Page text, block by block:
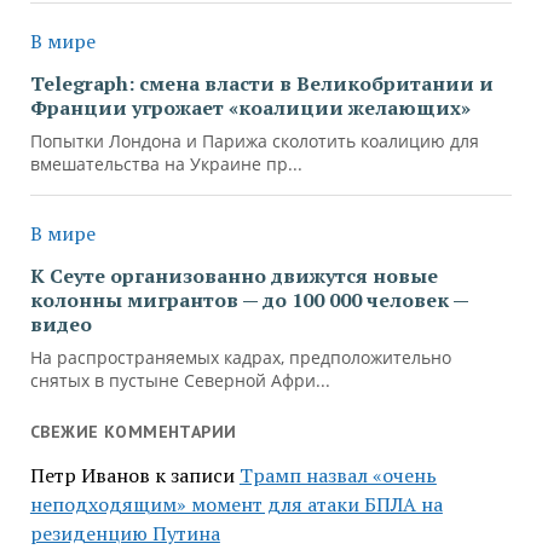
В мире
Telegraph: смена власти в Великобритании и
Франции угрожает «коалиции желающих»
Попытки Лондона и Парижа сколотить коалицию для
вмешательства на Украине пр...
В мире
К Сеуте организованно движутся новые
колонны мигрантов — до 100 000 человек —
видео
На распространяемых кадрах, предположительно
снятых в пустыне Северной Афри...
СВЕЖИЕ КОММЕНТАРИИ
Петр Иванов к записи Трамп назвал «очень
неподходящим» момент для атаки БПЛА на
резиденцию Путина